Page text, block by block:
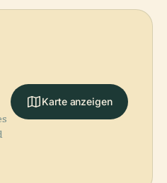
Karte anzeigen